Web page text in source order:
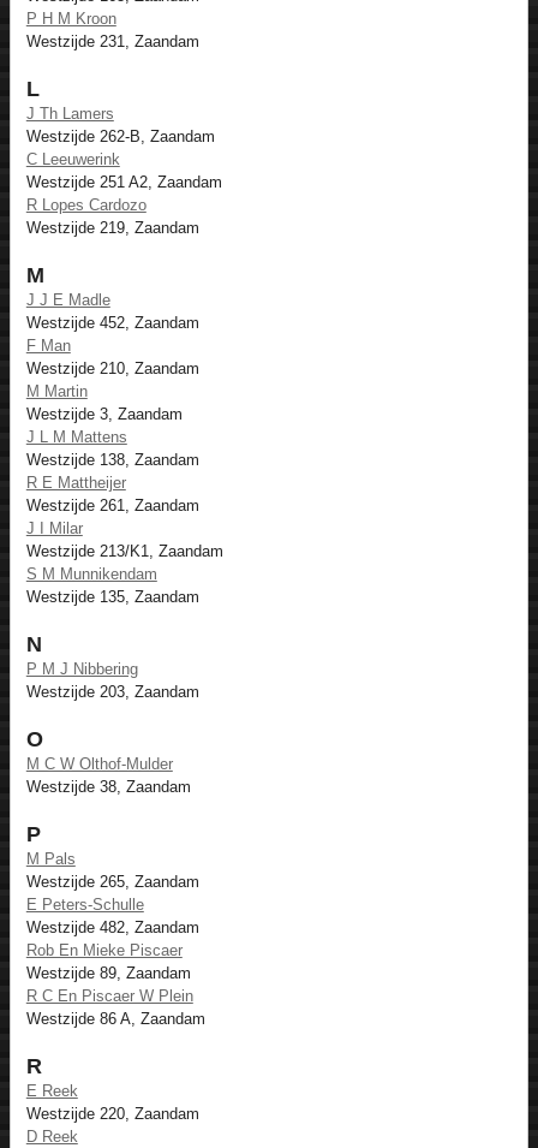
P H M Kroon
Westzijde 231, Zaandam
L
J Th Lamers
Westzijde 262-B, Zaandam
C Leeuwerink
Westzijde 251 A2, Zaandam
R Lopes Cardozo
Westzijde 219, Zaandam
M
J J E Madle
Westzijde 452, Zaandam
F Man
Westzijde 210, Zaandam
M Martin
Westzijde 3, Zaandam
J L M Mattens
Westzijde 138, Zaandam
R E Mattheijer
Westzijde 261, Zaandam
J I Milar
Westzijde 213/K1, Zaandam
S M Munnikendam
Westzijde 135, Zaandam
N
P M J Nibbering
Westzijde 203, Zaandam
O
M C W Olthof-Mulder
Westzijde 38, Zaandam
P
M Pals
Westzijde 265, Zaandam
E Peters-Schulle
Westzijde 482, Zaandam
Rob En Mieke Piscaer
Westzijde 89, Zaandam
R C En Piscaer W Plein
Westzijde 86 A, Zaandam
R
E Reek
Westzijde 220, Zaandam
D Reek